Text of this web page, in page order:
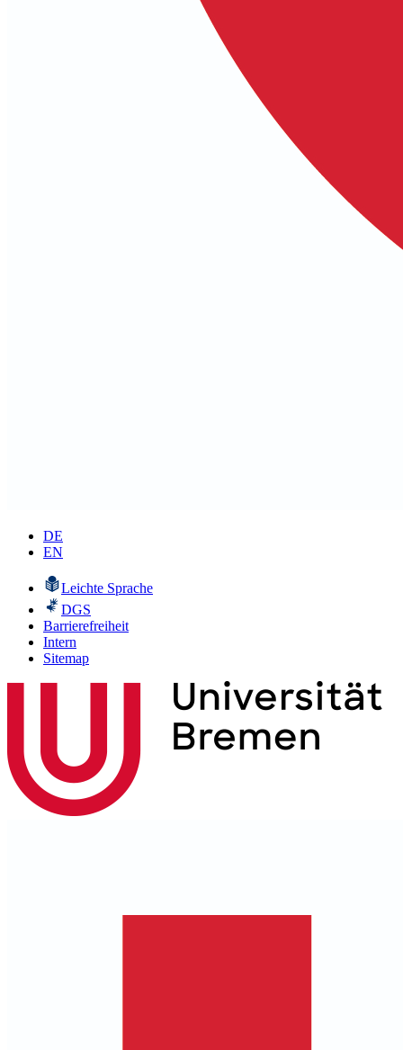
DE
EN
Leichte Sprache
DGS
Barrierefreiheit
Intern
Sitemap